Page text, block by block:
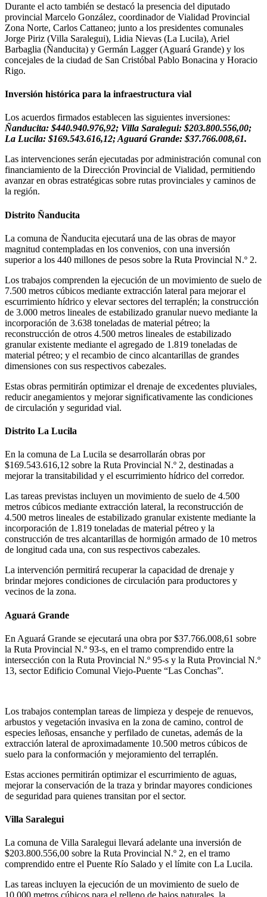
Durante el acto también se destacó la presencia del diputado
provincial Marcelo González, coordinador de Vialidad Provincial
Zona Norte, Carlos Cattaneo; junto a los presidentes comunales
Jorge Piriz (Villa Saralegui), Lidia Nievas (La Lucila), Ariel
Barbaglia (Ñanducita) y Germán Lagger (Aguará Grande) y los
concejales de la ciudad de San Cristóbal Pablo Bonacina y Horacio
Rigo.
Inversión histórica para la infraestructura vial
Los acuerdos firmados establecen las siguientes inversiones:
Ñanducita: $440.940.976,92; Villa Saralegui: $203.800.556,00;
La Lucila: $169.543.616,12; Aguará Grande: $37.766.008,61.
Las intervenciones serán ejecutadas por administración comunal con
financiamiento de la Dirección Provincial de Vialidad, permitiendo
avanzar en obras estratégicas sobre rutas provinciales y caminos de
la región.
Distrito Ñanducita
La comuna de Ñanducita ejecutará una de las obras de mayor
magnitud contempladas en los convenios, con una inversión
superior a los 440 millones de pesos sobre la Ruta Provincial N.º 2.
Los trabajos comprenden la ejecución de un movimiento de suelo de
7.500 metros cúbicos mediante extracción lateral para mejorar el
escurrimiento hídrico y elevar sectores del terraplén; la construcción
de 3.000 metros lineales de estabilizado granular nuevo mediante la
incorporación de 3.638 toneladas de material pétreo; la
reconstrucción de otros 4.500 metros lineales de estabilizado
granular existente mediante el agregado de 1.819 toneladas de
material pétreo; y el recambio de cinco alcantarillas de grandes
dimensiones con sus respectivos cabezales.
Estas obras permitirán optimizar el drenaje de excedentes pluviales,
reducir anegamientos y mejorar significativamente las condiciones
de circulación y seguridad vial.
Distrito La Lucila
En la comuna de La Lucila se desarrollarán obras por
$169.543.616,12 sobre la Ruta Provincial N.º 2, destinadas a
mejorar la transitabilidad y el escurrimiento hídrico del corredor.
Las tareas previstas incluyen un movimiento de suelo de 4.500
metros cúbicos mediante extracción lateral, la reconstrucción de
4.500 metros lineales de estabilizado granular existente mediante la
incorporación de 1.819 toneladas de material pétreo y la
construcción de tres alcantarillas de hormigón armado de 10 metros
de longitud cada una, con sus respectivos cabezales.
La intervención permitirá recuperar la capacidad de drenaje y
brindar mejores condiciones de circulación para productores y
vecinos de la zona.
Aguará Grande
En Aguará Grande se ejecutará una obra por $37.766.008,61 sobre
la Ruta Provincial N.º 93-s, en el tramo comprendido entre la
intersección con la Ruta Provincial N.º 95-s y la Ruta Provincial N.º
13, sector Edificio Comunal Viejo-Puente “Las Conchas”.
Los trabajos contemplan tareas de limpieza y despeje de renuevos,
arbustos y vegetación invasiva en la zona de camino, control de
especies leñosas, ensanche y perfilado de cunetas, además de la
extracción lateral de aproximadamente 10.500 metros cúbicos de
suelo para la conformación y mejoramiento del terraplén.
Estas acciones permitirán optimizar el escurrimiento de aguas,
mejorar la conservación de la traza y brindar mayores condiciones
de seguridad para quienes transitan por el sector.
Villa Saralegui
La comuna de Villa Saralegui llevará adelante una inversión de
$203.800.556,00 sobre la Ruta Provincial N.º 2, en el tramo
comprendido entre el Puente Río Salado y el límite con La Lucila.
Las tareas incluyen la ejecución de un movimiento de suelo de